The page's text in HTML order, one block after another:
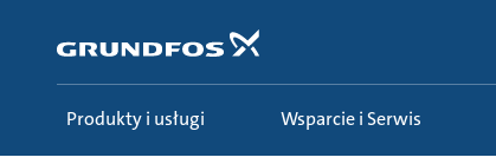
głównej
zawartości
Produkty i usługi Wsparcie i Serwis